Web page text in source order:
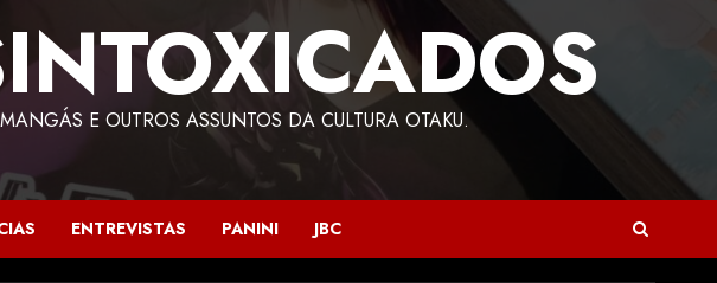
E OUTROS ASSUNTOS DA CULTURA OTAKU.
ENTREVISTAS PANINI JBC